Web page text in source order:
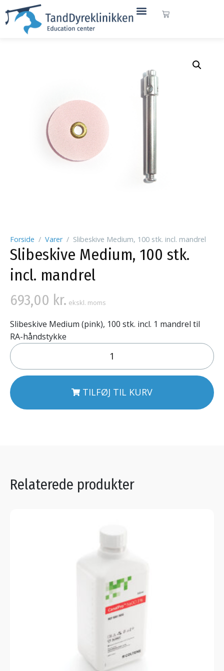
Forside Varer Slibeskive Medium, 100 stk. incl. mandrel
Slibeskive Medium, 100 stk.
incl. mandrel
693,00 kr. ekskl. moms
Slibeskive Medium (pink), 100 stk. incl. 1 mandrel til
RA-håndstykke
TILFØJ TIL KURV
Relaterede produkter